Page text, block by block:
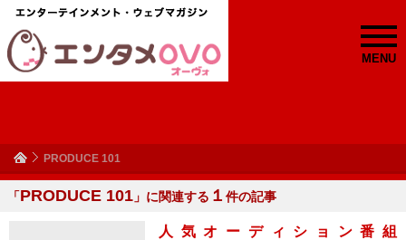
MENU
PRODUCE 101
「PRODUCE 101 」に関連する １ 件の記事
人気オーディション番組